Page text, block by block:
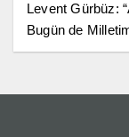
Levent Gürbüz:
Bugün de